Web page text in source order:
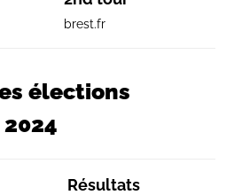
brest.fr
élections
Résultats